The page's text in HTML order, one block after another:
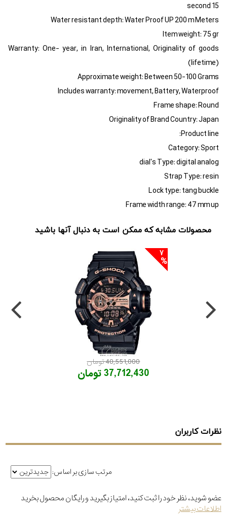
15 second
Water resistant depth: Water Proof UP 200 m Meters
Item weight: 75 gr
Warranty: One- year, in Iran, International, Originality of goods
(lifetime)
Approximate weight: Between 50-100 Grams
Includes warranty: movement, Battery, Waterproof
Frame shape: Round
Originality of Brand Country: Japan
Product line:
Category: Sport
dial's Type: digital analog
Strap Type: resin
Lock type: tang buckle
Frame width range: 47 mm up
محصولات مشابه که ممکن است به دنبال آنها باشید
7
40,551,000 تومان
37,712,430 تومان
نظرات کاربران
مرتب سازی بر اساس:
عضو شوید، نظر خود را ثبت کنید، امتیاز بگیرید و رایگان محصول بخرید
اطلاعات بیشتر